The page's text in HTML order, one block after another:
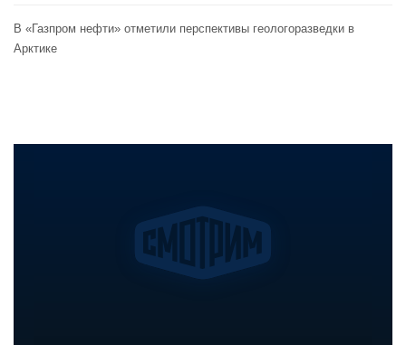
В «Газпром нефти» отметили перспективы геологоразведки в
Арктике